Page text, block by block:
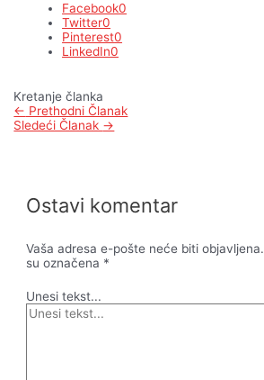
Facebook0
Twitter0
Pinterest0
LinkedIn0
Kretanje članka
← Prethodni Članak
Sledeći Članak →
Ostavi komentar
Vaša adresa e-pošte neće biti objavljena.
su označena *
Unesi tekst...